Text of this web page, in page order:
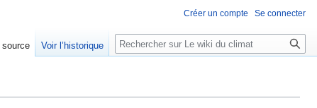
Créer un compte Se connecter
Voir l’historique Rechercher